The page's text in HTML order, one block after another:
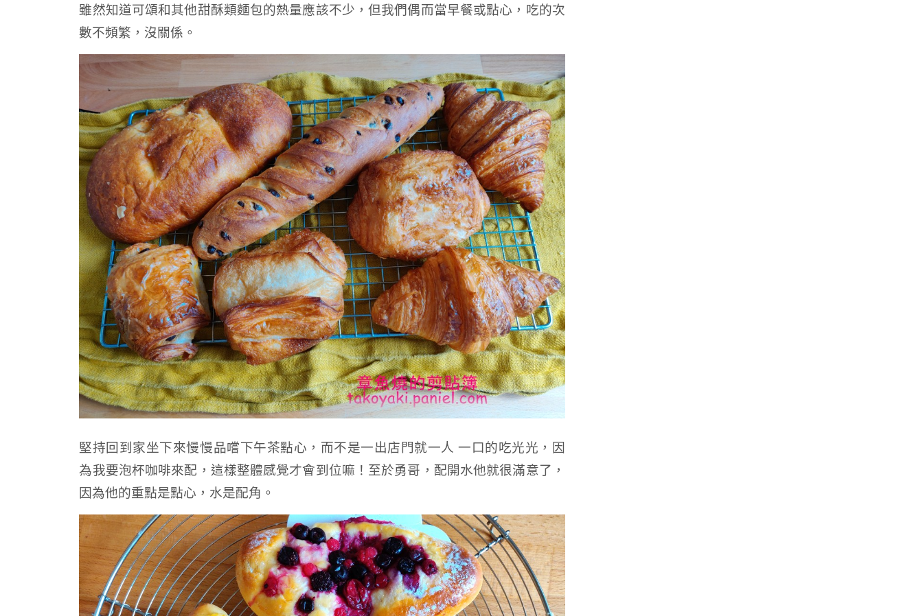
雖然知道可頌和其他甜酥類麵包的熱量應該不少，但我們偶而當早餐或點心，吃的次
數不頻繁，沒關係。
堅持回到家坐下來慢慢品嚐下午茶點心，而不是一出店門就一人 一口的吃光光，因
為我要泡杯咖啡來配，這樣整體感覺才會到位嘛！至於勇哥，配開水他就很滿意了，
因為他的重點是點心，水是配角。